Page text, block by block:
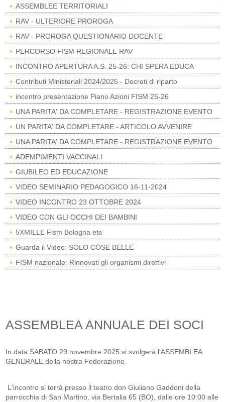
ASSEMBLEE TERRITORIALI
RAV - ULTERIORE PROROGA
RAV - PROROGA QUESTIONARIO DOCENTE
PERCORSO FISM REGIONALE RAV
INCONTRO APERTURA A.S. 25-26: CHI SPERA EDUCA
Contributi Ministeriali 2024/2025 - Decreti di riparto
incontro presentazione Piano Azioni FISM 25-26
UNA PARITA' DA COMPLETARE - REGISTRAZIONE EVENTO
UN PARITA' DA COMPLETARE - ARTICOLO AVVENIRE
UNA PARITA' DA COMPLETARE - REGISTRAZIONE EVENTO
ADEMPIMENTI VACCINALI
GIUBILEO ED EDUCAZIONE
VIDEO SEMINARIO PEDAGOGICO 16-11-2024
VIDEO INCONTRO 23 OTTOBRE 2024
VIDEO CON GLI OCCHI DEI BAMBINI
5XMILLE Fism Bologna ets
Guarda il Video: SOLO COSE BELLE
FISM nazionale: Rinnovati gli organismi direttivi
ASSEMBLEA ANNUALE DEI SOCI
In data SABATO 29 novembre 2025 si svolgerà l'ASSEMBLEA
GENERALE della nostra Federazione.
L'incontro si terrà presso il teatro don Giuliano Gaddoni della
parrocchia di San Martino, via Bertalia 65 (BO), dalle ore 10:00 alle